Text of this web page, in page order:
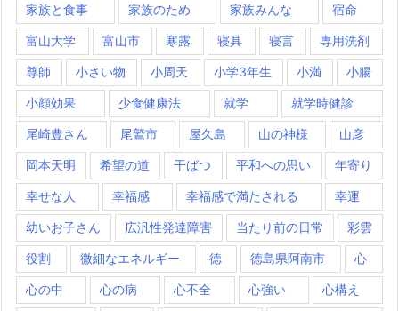
家族と食事 家族のため 家族みんな 宿命
富山大学 富山市 寒露 寝具 寝言 専用洗剤
尊師 小さい物 小周天 小学3年生 小満 小腸
小顔効果 少食健康法 就学 就学時健診
尾崎豊さん 尾鷲市 屋久島 山の神様 山彦
岡本天明 希望の道 干ばつ 平和への思い 年寄り
幸せな人 幸福感 幸福感で満たされる 幸運
幼いお子さん 広汎性発達障害 当たり前の日常 彩雲
役割 微細なエネルギー 徳 徳島県阿南市 心
心の中 心の病 心不全 心強い 心構え